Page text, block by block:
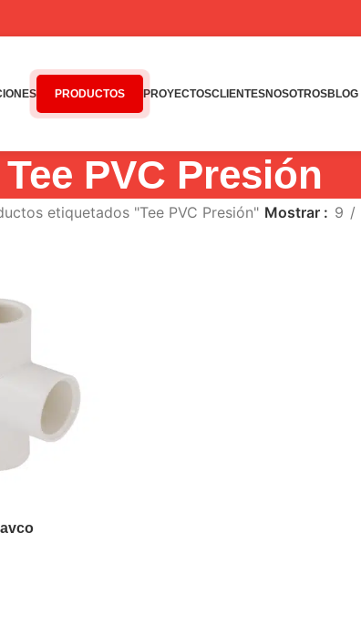
PRODUCTOS PROYECTOSCLIENTESNOSOTROSBLOG
Tee PVC Presión
etiquetados "Tee PVC Presión" Mostrar 9